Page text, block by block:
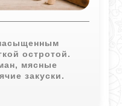
остротой.
мясные
закуски.